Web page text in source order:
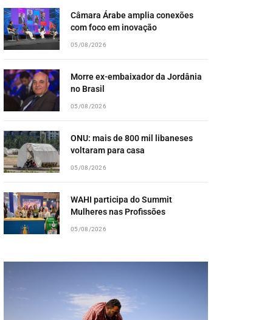
Câmara Árabe amplia conexões
com foco em inovação
05/08/2026
Morre ex-embaixador da Jordânia
no Brasil
05/08/2026
ONU: mais de 800 mil libaneses
voltaram para casa
05/08/2026
WAHI participa do Summit
Mulheres nas Profissões
05/08/2026